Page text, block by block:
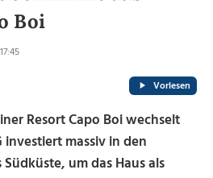
Boi
Vorlesen
Resort Capo Boi wechselt
investiert massiv in den
um das Haus als